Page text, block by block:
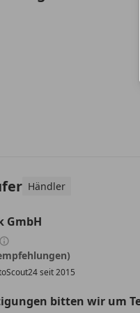
Händler
GmbH
5 von 5
seit 2015
bitten wir um